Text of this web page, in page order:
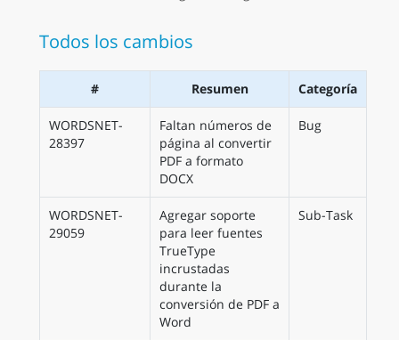
Todos los cambios
# Resumen Categoría
WORDSNET-
28397
Faltan números de
página al convertir
PDF a formato
DOCX
Bug
WORDSNET-
29059
Agregar soporte
para leer fuentes
TrueType
incrustadas
durante la
conversión de PDF a
Word
Sub-Task